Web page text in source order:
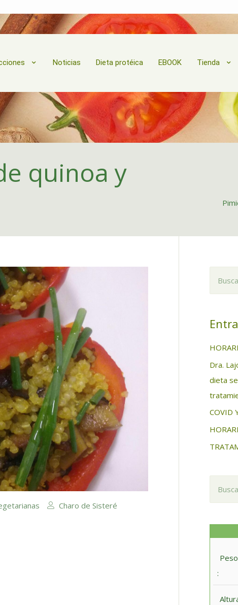
Noticias Dieta protéica EBOOK Tienda
quinoa y
Charo de Sisteré
c
r
:Dra.
dieta
COVID
Peso
: